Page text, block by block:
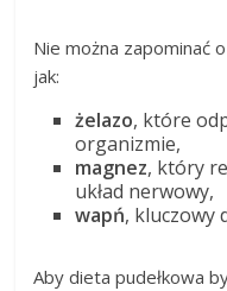
Nie można zapominać o
jak:
żelazo, które
organizmie,
magnez, który
układ nerwowy,
wapń, kluczowy
Aby dieta pudełkowa